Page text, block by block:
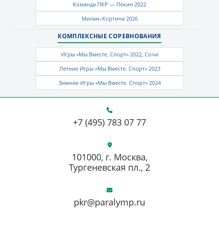
Команда ПКР — Пекин 2022
Милан–Кортина 2026
КОМПЛЕКСНЫЕ СОРЕВНОВАНИЯ
Игры «Мы Вместе. Спорт» 2022, Сочи
Летние Игры «Мы Вместе. Спорт» 2023
Зимние Игры «Мы Вместе. Спорт» 2024
+7 (495) 783 07 77
pkr@paralymp.ru
101000, г. Москва,
Тургеневская пл., 2